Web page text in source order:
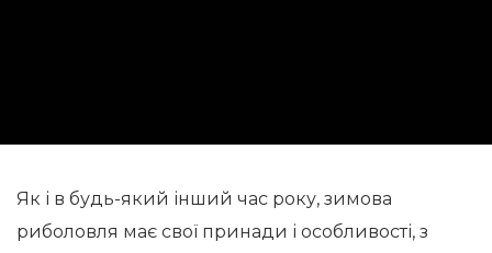
Як і в будь-який інший час року, зимова
риболовля має свої принади і особливості, з